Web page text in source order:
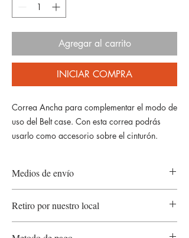
Agregar al carrito
INICIAR COMPRA
Correa Ancha para complementar el modo de
uso del Belt case. Con esta correa podrás
usarlo como accesorio sobre el cinturón.
Medios de envío
Envíos a todo el país, con seguimiento para
que puedas ver día y horario aproximado de
entrega.
Retiro por nuestro local